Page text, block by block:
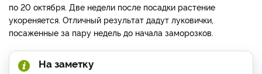
по 20 октября. Две недели после посадки растение
укореняется. Отличный результат дадут луковички,
посаженные за пару недель до начала заморозков.
На заметку